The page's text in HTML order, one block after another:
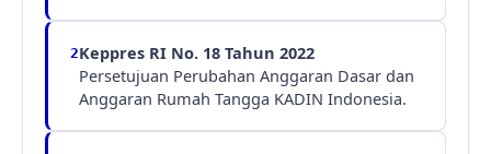
2Keppres RI No. 18 Tahun 2022
Persetujuan Perubahan Anggaran Dasar dan
Anggaran Rumah Tangga KADIN Indonesia.